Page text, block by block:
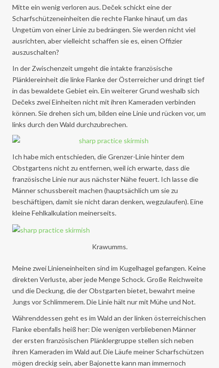
Mitte ein wenig verloren aus. Deček schickt eine der
Scharfschützeneinheiten die rechte Flanke hinauf, um das
Ungetüm von einer Linie zu bedrängen. Sie werden nicht viel
ausrichten, aber vielleicht schaffen sie es, einen Offizier
auszuschalten?
In der Zwischenzeit umgeht die intakte französische
Plänklereinheit die linke Flanke der Österreicher und dringt tief
in das bewaldete Gebiet ein. Ein weiterer Grund weshalb sich
Dečeks zwei Einheiten nicht mit ihren Kameraden verbinden
können. Sie drehen sich um, bilden eine Linie und rücken vor, um
links durch den Wald durchzubrechen.
Ich habe mich entschieden, die Grenzer-Linie hinter dem
Obstgartens nicht zu entfernen, weil ich erwarte, dass die
französische Linie nur aus nächster Nähe feuert. Ich lasse die
Männer schussbereit machen (hauptsächlich um sie zu
beschäftigen, damit sie nicht daran denken, wegzulaufen). Eine
kleine Fehlkalkulation meinerseits.
Krawumms.
Meine zwei Linieneinheiten sind im Kugelhagel gefangen. Keine
direkten Verluste, aber jede Menge Schock. Große Reichweite
und die Deckung, die der Obstgarten bietet, bewahrt meine
Jungs vor Schlimmerem. Die Linie hält nur mit Mühe und Not.
Währenddessen geht es im Wald an der linken österreichischen
Flanke ebenfalls heiß her: Die wenigen verbliebenen Männer
der ersten französischen Plänklergruppe stellen sich neben
ihren Kameraden im Wald auf. Die Läufe meiner Scharfschützen
mögen dreckig sein, aber Bajonette kann man immernoch